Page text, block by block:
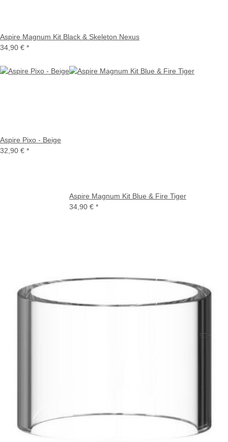
Aspire Magnum Kit Black & Skeleton Nexus
34,90 € *
Aspire Pixo - Beige
32,90 € *
Aspire Magnum Kit Blue & Fire Tiger
34,90 € *